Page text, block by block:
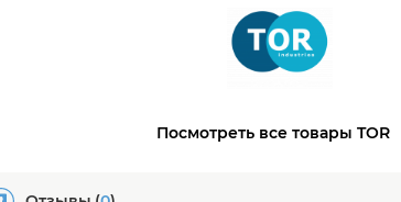
Посмотреть все товары TOR